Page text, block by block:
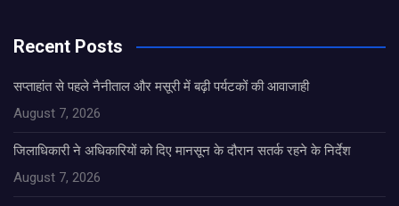
Recent Posts
सप्ताहांत से पहले नैनीताल और मसूरी में बढ़ी पर्यटकों की आवाजाही
August 7, 2026
जिलाधिकारी ने अधिकारियों को दिए मानसून के दौरान सतर्क रहने के निर्देश
August 7, 2026